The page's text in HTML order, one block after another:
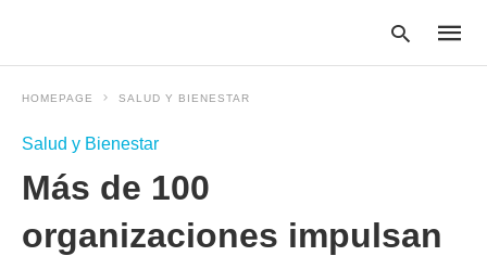
and
HOMEPAGE SALUD Y BIENESTAR
Salud y Bienestar
Más de 100
organizaciones impulsan